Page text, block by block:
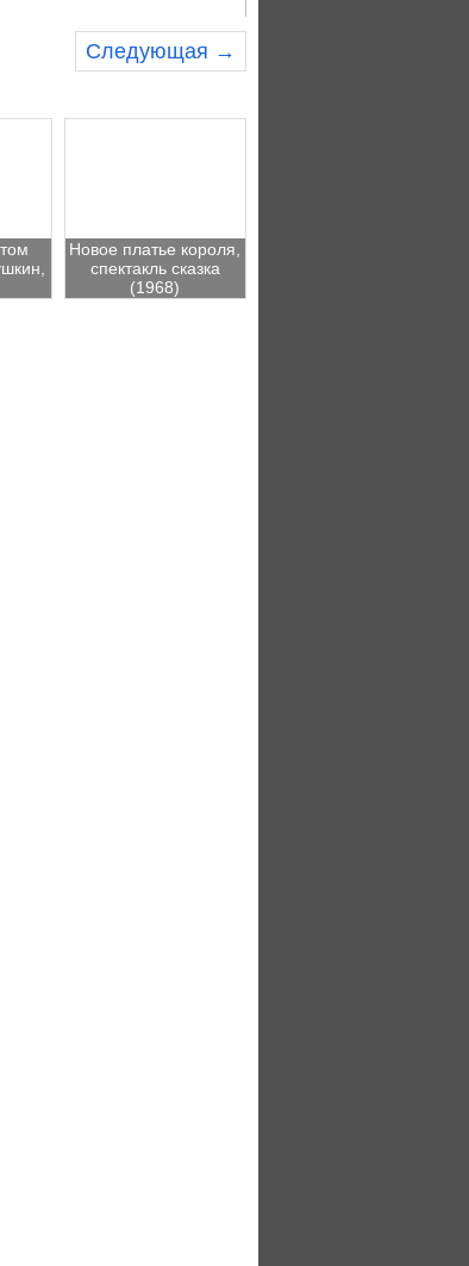
Следующая →
Новое платье короля,
спектакль сказка
(1968)